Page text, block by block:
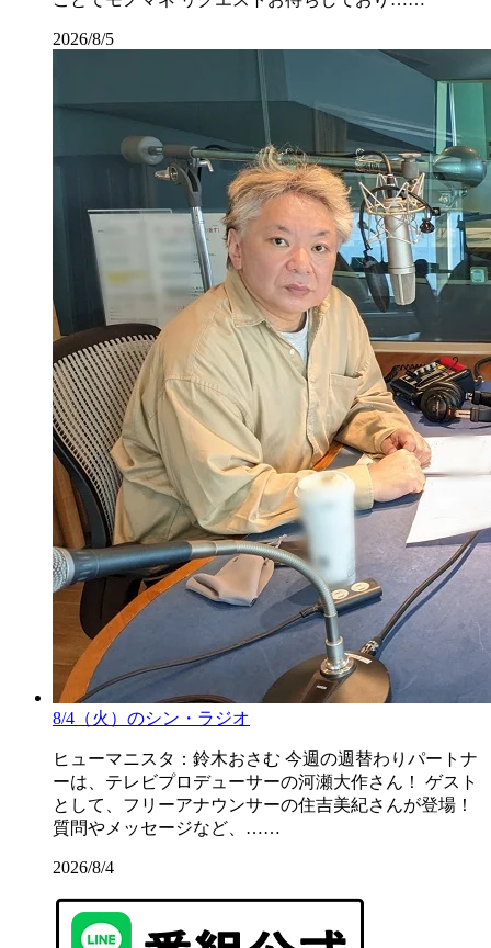
2026/8/5
8/4（火）のシン・ラジオ
ヒューマニスタ：鈴木おさむ 今週の週替わりパートナ
ーは、テレビプロデューサーの河瀬大作さん！ ゲスト
として、フリーアナウンサーの住吉美紀さんが登場！
質問やメッセージなど、……
2026/8/4